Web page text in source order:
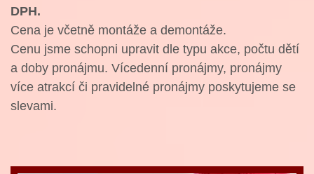
DPH.
Cena je včetně montáže a demontáže.
Cenu jsme schopni upravit dle typu akce, počtu dětí
a doby pronájmu. Vícedenní pronájmy, pronájmy
více atrakcí či pravidelné pronájmy poskytujeme se
slevami.